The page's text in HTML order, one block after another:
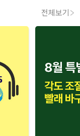
전체보기